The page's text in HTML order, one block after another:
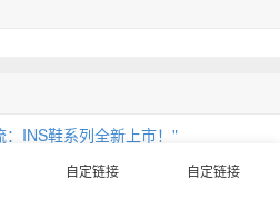
INS鞋系列全新上市！"
to Elevate Your Phone Screen
自定链接 自定链接